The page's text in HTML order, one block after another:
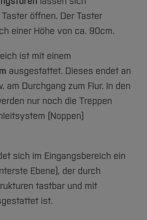
G
Projekte
Entwicklung
Hochschule
öffnen. Der Taster
einer Höhe von ca. 90cm.
ist mit einem
ausgestattet. Dieses endet an
am Durchgang zum Flur. In den
nur noch die Treppen
(Noppen)
sich im Eingangsbereich ein
Ebene), der durch
tastbar und mit
ist.